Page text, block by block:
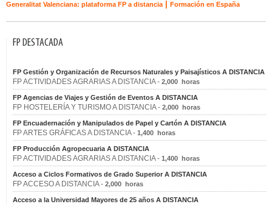
Generalitat Valenciana: plataforma FP a distancia Formación en España
FP DESTACADA
FP Gestión y Organización de Recursos Naturales y Paisajísticos A DISTANCIA
FP ACTIVIDADES AGRARIAS A DISTANCIA - 2,000 horas
FP Agencias de Viajes y Gestión de Eventos A DISTANCIA
FP HOSTELERÍA Y TURISMO A DISTANCIA - 2,000 horas
FP Encuadernación y Manipulados de Papel y Cartón A DISTANCIA
FP ARTES GRÁFICAS A DISTANCIA - 1,400 horas
FP Producción Agropecuaria A DISTANCIA
FP ACTIVIDADES AGRARIAS A DISTANCIA - 1,400 horas
Acceso a Ciclos Formativos de Grado Superior A DISTANCIA
FP ACCESO A DISTANCIA - 2,000 horas
Acceso a la Universidad Mayores de 25 años A DISTANCIA